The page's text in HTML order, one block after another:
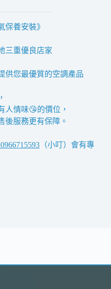
保養安裝》
三重優良店家
供您最優質的空調產品
人情味😘的價位，
後服務更有保障。
（小叮）會有專